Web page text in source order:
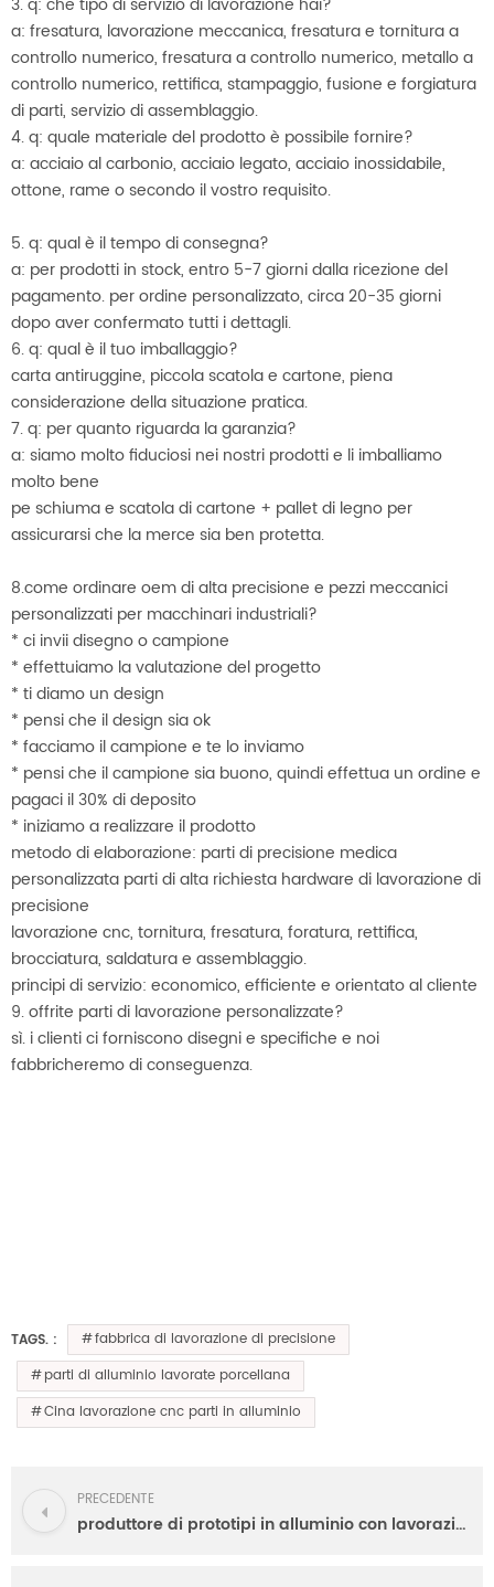
3. q: che tipo di servizio di lavorazione hai?
a: fresatura, lavorazione meccanica, fresatura e tornitura a
controllo numerico, fresatura a controllo numerico, metallo a
controllo numerico, rettifica, stampaggio, fusione e forgiatura
di parti, servizio di assemblaggio.
4. q: quale materiale del prodotto è possibile fornire?
a: acciaio al carbonio, acciaio legato, acciaio inossidabile,
ottone, rame o secondo il vostro requisito.
5. q: qual è il tempo di consegna?
a: per prodotti in stock, entro 5-7 giorni dalla ricezione del
pagamento. per ordine personalizzato, circa 20-35 giorni
dopo aver confermato tutti i dettagli.
6. q: qual è il tuo imballaggio?
carta antiruggine, piccola scatola e cartone, piena
considerazione della situazione pratica.
7. q: per quanto riguarda la garanzia?
a: siamo molto fiduciosi nei nostri prodotti e li imballiamo
molto bene
pe schiuma e scatola di cartone + pallet di legno per
assicurarsi che la merce sia ben protetta.
8.come ordinare oem di alta precisione e pezzi meccanici
personalizzati per macchinari industriali?
* ci invii disegno o campione
* effettuiamo la valutazione del progetto
* ti diamo un design
* pensi che il design sia ok
* facciamo il campione e te lo inviamo
* pensi che il campione sia buono, quindi effettua un ordine e
pagaci il 30% di deposito
* iniziamo a realizzare il prodotto
metodo di elaborazione: parti di precisione medica
personalizzata parti di alta richiesta hardware di lavorazione di
precisione
lavorazione cnc, tornitura, fresatura, foratura, rettifica,
brocciatura, saldatura e assemblaggio.
principi di servizio: economico, efficiente e orientato al cliente
9. offrite parti di lavorazione personalizzate?
sì. i clienti ci forniscono disegni e specifiche e noi
fabbricheremo di conseguenza.
TAGS. :
fabbrica di lavorazione di precisione
parti di alluminio lavorate porcellana
Cina lavorazione cnc parti in alluminio
PRECEDENTE
produttore di prototipi in alluminio con lavorazione cnc personalizzato in cina